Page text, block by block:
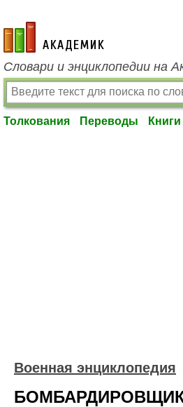
academic.ru
Словари и энциклопедии на
Толкования Переводы Книги
Военная энциклопедия